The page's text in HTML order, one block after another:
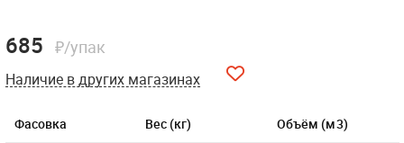
Фасовка Вес (кг) Объём (м3)
685 ₽/упак
Наличие в других магазинах